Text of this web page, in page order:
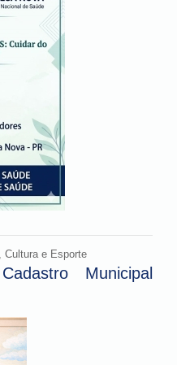
Cultura e Esporte
Municipal